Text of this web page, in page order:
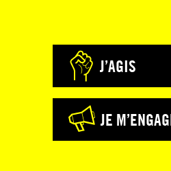
J’AGIS
JE